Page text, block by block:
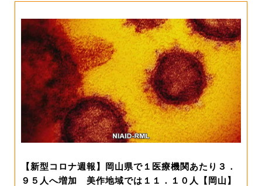
【新型コロナ週報】岡山県で１医療機関あたり３．
９５人へ増加 美作地域では１１．１０人【岡山】